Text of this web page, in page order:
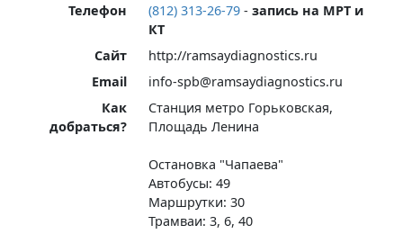
Телефон
(812) 313-26-79 -запись на МРТ и
КТ
Сайт
http://ramsaydiagnostics.ru
Email
info-spb@ramsaydiagnostics.ru
Как
добраться?
Станция метро Горьковская,
Площадь Ленина
Остановка "Чапаева"
Автобусы: 49
Маршрутки: 30
Трамваи: 3, 6, 40